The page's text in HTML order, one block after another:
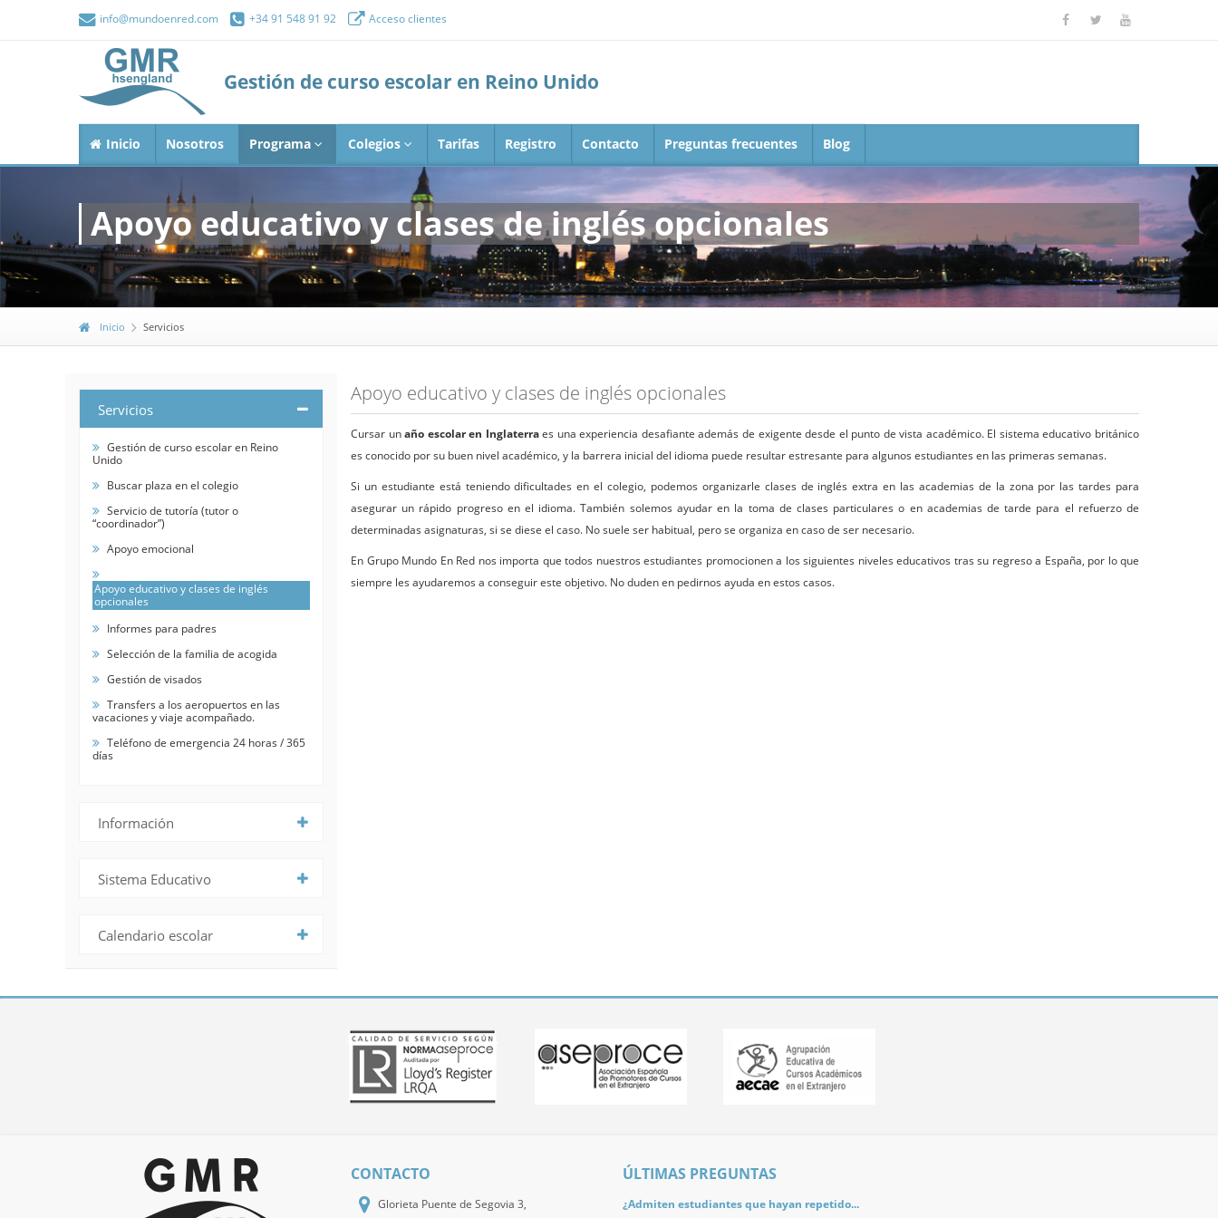
info@mundoenred.com +34 91 548 91 92 Acceso clientes
Gestión de curso escolar en Reino Unido
Inicio Nosotros Programa Colegios Tarifas Registro Contacto Preguntas frecuentes Blog
Apoyo educativo y clases de inglés opcionales
Inicio Servicios
Apoyo educativo y clases de inglés opcionales
Cursar unaño escolar en Inglaterraes una experiencia desafiante además de exigente desde el punto de vista académico. El sistema educativo británico
es conocido por su buen nivel académico, y la barrera inicial del idioma puede resultar estresante para algunos estudiantes en las primeras semanas.
Si un estudiante está teniendo dificultades en el colegio, podemos organizarle clases de inglés extra en las academias de la zona por las tardes para
asegurar un rápido progreso en el idioma. También solemos ayudar en la toma de clases particulares o en academias de tarde para el refuerzo de
determinadas asignaturas, si se diese el caso. No suele ser habitual, pero se organiza en caso de ser necesario.
En Grupo Mundo En Red nos importa que todos nuestros estudiantes promocionen a los siguientes niveles educativos tras su regreso a España, por lo que
siempre les ayudaremos a conseguir este objetivo. No duden en pedirnos ayuda en estos casos.
Servicios
Gestión de curso escolar en Reino
Unido
Buscar plaza en el colegio
Servicio de tutoría (tutor o
“coordinador”)
Apoyo emocional
Apoyo educativo y clases de inglés
opcionales
Informes para padres
Selección de la familia de acogida
Gestión de visados
Transfers a los aeropuertos en las
vacaciones y viaje acompañado.
Teléfono de emergencia 24 horas / 365
días
Información
Sistema Educativo
Calendario escolar
CONTACTO
Glorieta Puente de Segovia 3,
ÚLTIMAS PREGUNTAS
¿Admiten estudiantes que hayan repetido...